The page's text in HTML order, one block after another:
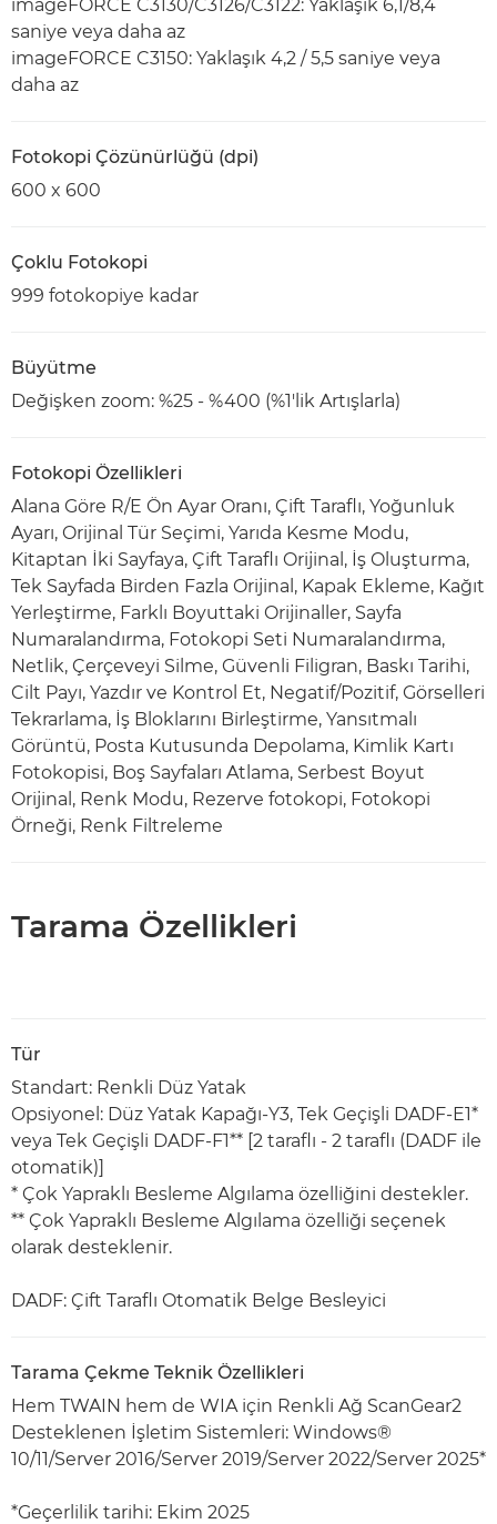
imageFORCE C3130/C3126/C3122: Yaklaşık 6,1/8,4
saniye veya daha az
imageFORCE C3150: Yaklaşık 4,2 / 5,5 saniye veya
daha az
Fotokopi Çözünürlüğü (dpi)
600 x 600
Çoklu Fotokopi
999 fotokopiye kadar
Büyütme
Değişken zoom: %25 - %400 (%1'lik Artışlarla)
Fotokopi Özellikleri
Alana Göre R/E Ön Ayar Oranı, Çift Taraflı, Yoğunluk
Ayarı, Orijinal Tür Seçimi, Yarıda Kesme Modu,
Kitaptan İki Sayfaya, Çift Taraflı Orijinal, İş Oluşturma,
Tek Sayfada Birden Fazla Orijinal, Kapak Ekleme, Kağıt
Yerleştirme, Farklı Boyuttaki Orijinaller, Sayfa
Numaralandırma, Fotokopi Seti Numaralandırma,
Netlik, Çerçeveyi Silme, Güvenli Filigran, Baskı Tarihi,
Cilt Payı, Yazdır ve Kontrol Et, Negatif/Pozitif, Görselleri
Tekrarlama, İş Bloklarını Birleştirme, Yansıtmalı
Görüntü, Posta Kutusunda Depolama, Kimlik Kartı
Fotokopisi, Boş Sayfaları Atlama, Serbest Boyut
Orijinal, Renk Modu, Rezerve fotokopi, Fotokopi
Örneği, Renk Filtreleme
Tarama Özellikleri
Tür
Standart: Renkli Düz Yatak
Opsiyonel: Düz Yatak Kapağı-Y3, Tek Geçişli DADF-E1*
veya Tek Geçişli DADF-F1** [2 taraflı - 2 taraflı (DADF ile
otomatik)]
* Çok Yapraklı Besleme Algılama özelliğini destekler.
** Çok Yapraklı Besleme Algılama özelliği seçenek
olarak desteklenir.
DADF: Çift Taraflı Otomatik Belge Besleyici
Tarama Çekme Teknik Özellikleri
Hem TWAIN hem de WIA için Renkli Ağ ScanGear2
Desteklenen İşletim Sistemleri: Windows®
10/11/Server 2016/Server 2019/Server 2022/Server 2025*
*Geçerlilik tarihi: Ekim 2025